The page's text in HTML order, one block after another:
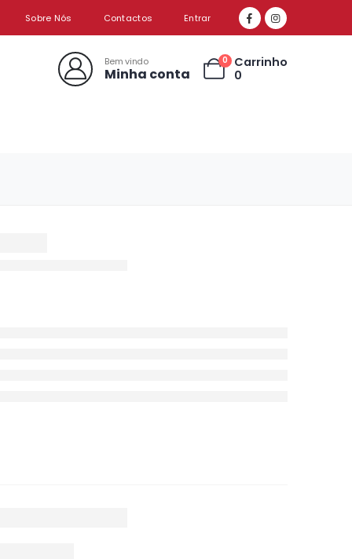
Sobre Nós Contactos Entrar
Bem vindo
Minha conta
0
Carrinho
0